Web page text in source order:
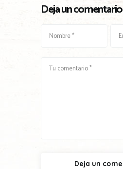
Deja un comentario